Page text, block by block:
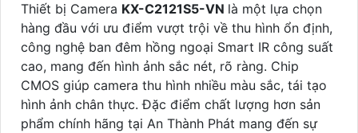
Thiết bị Camera KX-C2121S5-VN là một lựa chọn
hàng đầu với ưu điểm vượt trội về thu hình ổn định,
công nghệ ban đêm hồng ngoại Smart IR công suất
cao, mang đến hình ảnh sắc nét, rõ ràng. Chip
CMOS giúp camera thu hình nhiều màu sắc, tái tạo
hình ảnh chân thực. Đặc điểm chất lượng hơn sản
phẩm chính hãng tại An Thành Phát mang đến sự